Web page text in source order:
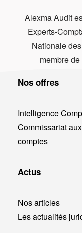
Alexma Audit
Experts-
Nationale
membre
Nos offres
Intelligence
Commissariat aux
comptes
Actus
Nos articles
Les actualités